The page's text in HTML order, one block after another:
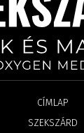
CÍMLAP
SZEKSZÁRD